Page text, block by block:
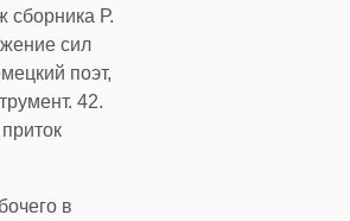
сборника Р.
сил
поэт,
42.
в